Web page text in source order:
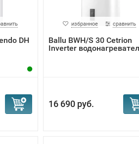
DH
избранное сравнить
Ballu BWH/S 30 Cetrion
Inverter
16 690 руб.